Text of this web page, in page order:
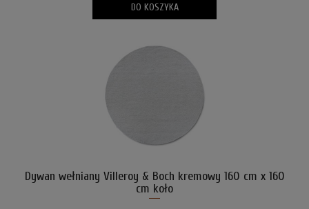
DO KOSZYKA
Dywan wełniany Villeroy & Boch kremowy 160 cm x 160
cm koło